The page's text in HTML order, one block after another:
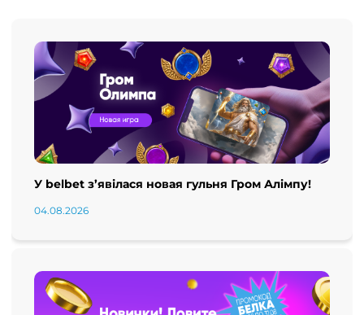
У belbet з’явілася новая гульня Гром Алімпу!
04.08.2026